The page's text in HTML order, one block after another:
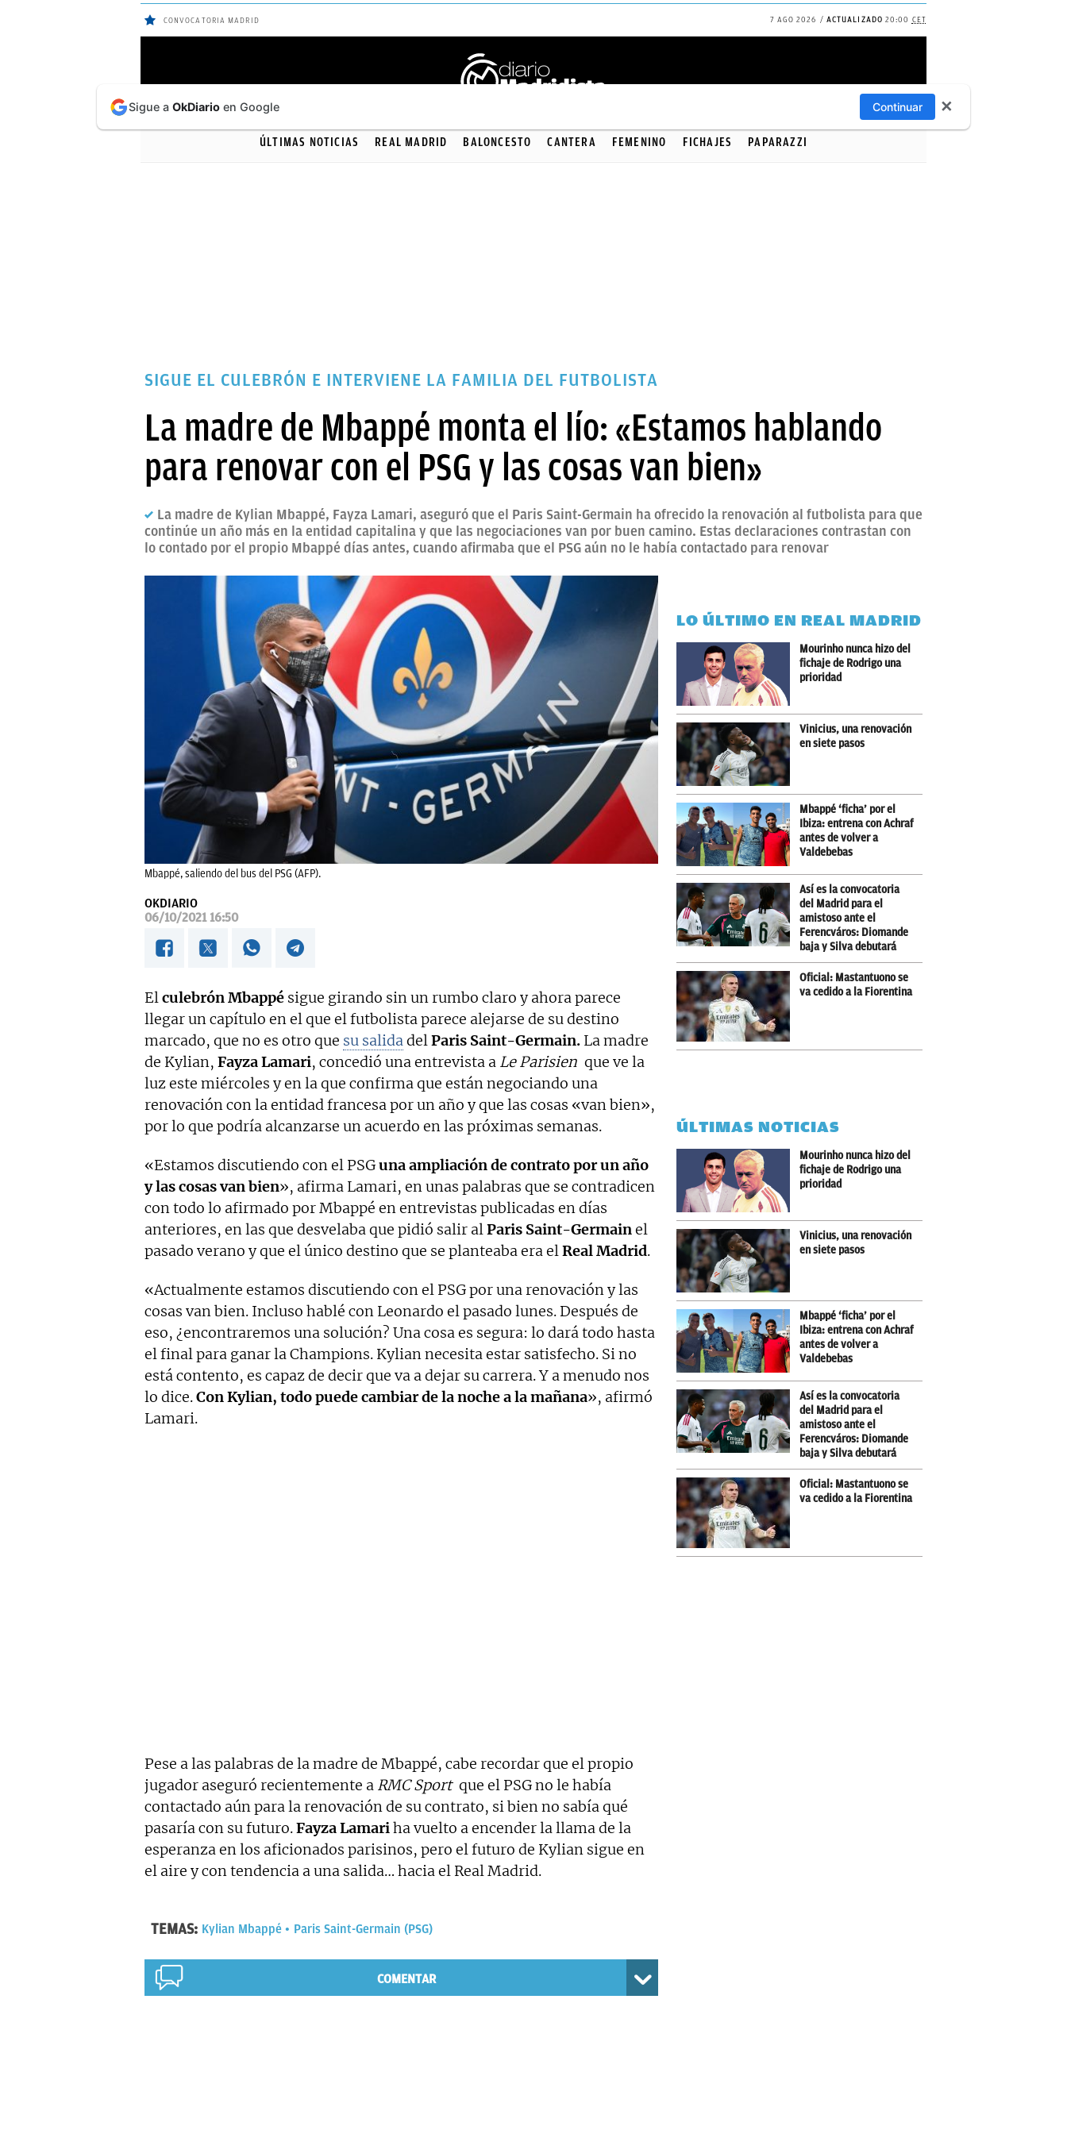
CONVOCATORIA MADRID 7 AGO 2026 ACTUALIZADO 20:00 CET
ÚLTIMAS
NOTICIAS
ÚLTIMAS NOTICIAS REAL MADRID BALONCESTO CANTERA FEMENINO FICHAJES PAPARAZZI
SIGUE EL CULEBRÓN E INTERVIENE LA FAMILIA DEL FUTBOLISTA
La madre de Mbappé monta el lío: «Estamos hablando
para renovar con el PSG y las cosas van bien»
La madre de Kylian Mbappé, Fayza Lamari, aseguró que el Paris Saint-Germain ha ofrecido la renovación al futbolista para que
continúe un año más en la entidad capitalina y que las negociaciones van por buen camino. Estas declaraciones contrastan con
lo contado por el propio Mbappé días antes, cuando afirmaba que el PSG aún no le había contactado para renovar
Mbappé, saliendo del bus del PSG (AFP).
OKDIARIO
06/10/2021 16:50
Elculebrón Mbappé sigue girando sin un rumbo claro y ahora parece
llegar un capítulo en el que el futbolista parece alejarse de su destino
marcado, que no es otro que su salidadelParis Saint-Germain. La madre
de Kylian, Fayza Lamari, concedió una entrevista a Le Parisien que ve la
luz este miércoles y en la que confirma que están negociando una
renovación con la entidad francesa por un año y que las cosas «van bien»,
por lo que podría alcanzarse un acuerdo en las próximas semanas.
«Estamos discutiendo con el PSGuna ampliación de contrato por un año
y las cosas van bien», afirma Lamari, en unas palabras que se contradicen
con todo lo afirmado por Mbappé en entrevistas publicadas en días
anteriores, en las que desvelaba que pidió salir alParis Saint-Germainel
pasado verano y que el único destino que se planteaba era elReal Madrid.
«Actualmente estamos discutiendo con el PSG por una renovación y las
cosas van bien. Incluso hablé con Leonardo el pasado lunes. Después de
eso, ¿encontraremos una solución? Una cosa es segura: lo dará todo hasta
el final para ganar la Champions. Kylian necesita estar satisfecho. Si no
está contento, es capaz de decir que va a dejar su carrera. Y a menudo nos
lo dice.Con Kylian, todo puede cambiar de la noche a la mañana», afirmó
Lamari.
Pese a las palabras de la madre de Mbappé, cabe recordar que el propio
jugador aseguró recientemente a RMC Sport que el PSG no le había
contactado aún para la renovación de su contrato, si bien no sabía qué
pasaría con su futuro.Fayza Lamariha vuelto a encender la llama de la
esperanza en los aficionados parisinos, pero el futuro de Kylian sigue en
el aire y con tendencia a una salida… hacia el Real Madrid.
TEMAS: Kylian Mbappé Paris Saint-Germain (PSG)
COMENTAR
LO ÚLTIMO EN REAL MADRID
Mourinho nunca hizo del
fichaje de Rodrigo una
prioridad
Vinicius, una renovación
en siete pasos
Mbappé ‘ficha’ por el
Ibiza: entrena con Achraf
antes de volver a
Valdebebas
Así es la convocatoria
del Madrid para el
amistoso ante el
Ferencváros: Diomande
baja y Silva debutará
Oficial: Mastantuono se
va cedido a la Fiorentina
ÚLTIMAS NOTICIAS
Mourinho nunca hizo del
fichaje de Rodrigo una
prioridad
Vinicius, una renovación
en siete pasos
Mbappé ‘ficha’ por el
Ibiza: entrena con Achraf
antes de volver a
Valdebebas
Así es la convocatoria
del Madrid para el
amistoso ante el
Ferencváros: Diomande
baja y Silva debutará
Oficial: Mastantuono se
va cedido a la Fiorentina
Sigue a OkDiario en Google Continuar ✕